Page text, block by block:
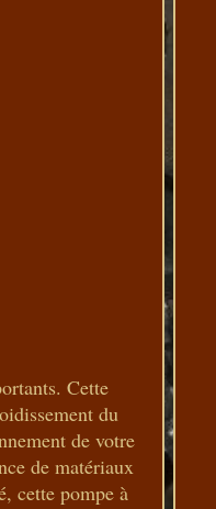
Cette
du
de votre
de matériaux
cette pompe à